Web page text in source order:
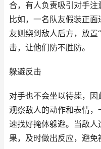
合，有人负责吸引对手注
比如，一名队友假装正
友则绕到敌人后方，放置
击，让他们防不胜防。
躲避反击
对手也不会坐以待毙，
观察敌人的动作和表情
速找好掩体躲避。当敌
果，及时做出反应，避免